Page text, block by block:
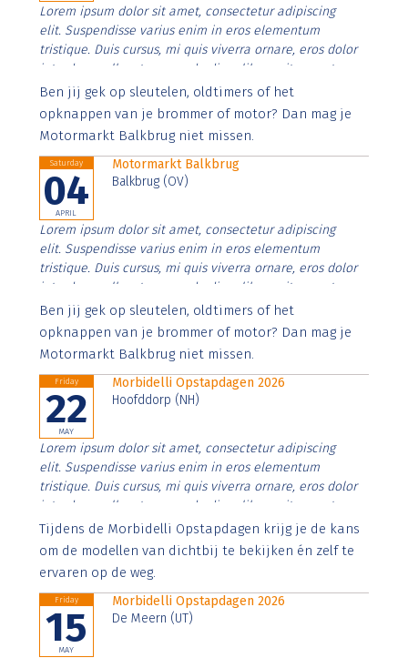
Lorem ipsum dolor sit amet, consectetur adipiscing
elit. Suspendisse varius enim in eros elementum
tristique. Duis cursus, mi quis viverra ornare, eros dolor
interdum nulla, ut commodo diam libero vitae erat.
Aenean faucibus nibh et justo cursus id rutrum lorem
imperdiet. Nunc ut sem vitae risus tristique posuere.
Ben jij gek op sleutelen, oldtimers of het
opknappen van je brommer of motor? Dan mag je
Motormarkt Balkbrug niet missen.
Saturday
04
APRIL
Motormarkt Balkbrug
Balkbrug (OV)
Lorem ipsum dolor sit amet, consectetur adipiscing
elit. Suspendisse varius enim in eros elementum
tristique. Duis cursus, mi quis viverra ornare, eros dolor
interdum nulla, ut commodo diam libero vitae erat.
Aenean faucibus nibh et justo cursus id rutrum lorem
imperdiet. Nunc ut sem vitae risus tristique posuere.
Ben jij gek op sleutelen, oldtimers of het
opknappen van je brommer of motor? Dan mag je
Motormarkt Balkbrug niet missen.
Friday
22
MAY
Morbidelli Opstapdagen 2026
Hoofddorp (NH)
Lorem ipsum dolor sit amet, consectetur adipiscing
elit. Suspendisse varius enim in eros elementum
tristique. Duis cursus, mi quis viverra ornare, eros dolor
interdum nulla, ut commodo diam libero vitae erat.
Aenean faucibus nibh et justo cursus id rutrum lorem
imperdiet. Nunc ut sem vitae risus tristique posuere.
Tijdens de Morbidelli Opstapdagen krijg je de kans
om de modellen van dichtbij te bekijken én zelf te
ervaren op de weg.
Friday
15
MAY
Morbidelli Opstapdagen 2026
De Meern (UT)